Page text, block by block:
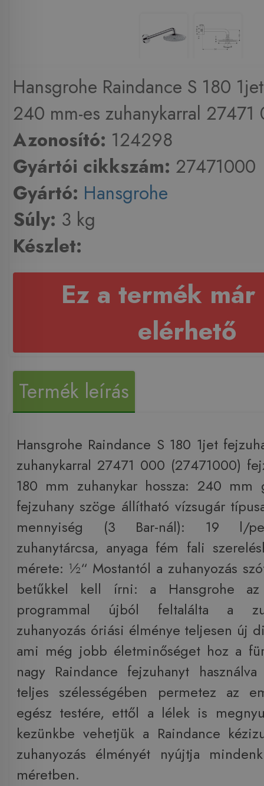
Hansgrohe Raindance S 180
240 mm-es zuhanykarral
Azonosító: 124298
Gyártói cikkszám: 27471000
Gyártó: Hansgrohe
Súly: 3 kg
Készlet:
Ez a termék már
elérhető
Termék leírás
Hansgrohe Raindance S 180 1jet
zuhanykarral 27471 000 (27471000)
180 mm zuhanykar hossza: 240 mm
fejzuhany szöge állítható vízsugár
mennyiség (3 Bar-nál): 19 l/
zuhanytárcsa, anyaga fém fali
mérete: ½“ Mostantól a zuhanyozás
betűkkel kell írni: a Hansgrohe
programmal újból feltalálta a
zuhanyozás óriási élménye teljesen új
ami még jobb életminőséget hoz a
nagy Raindance fejzuhanyt
teljes szélességében permetez az
egész testére, ettől a lélek is
kezünkbe vehetjük a Raindance
zuhanyozás élményét nyújtja
méretben.